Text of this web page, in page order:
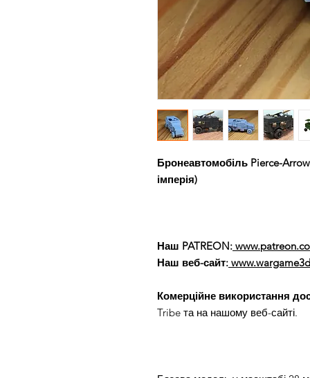
Бронеавтомобіль Pierce-
імперія)
Наш PATREON:
Наш веб-сайт:
Комерційне використання
Tribe та на нашому веб-сайті.